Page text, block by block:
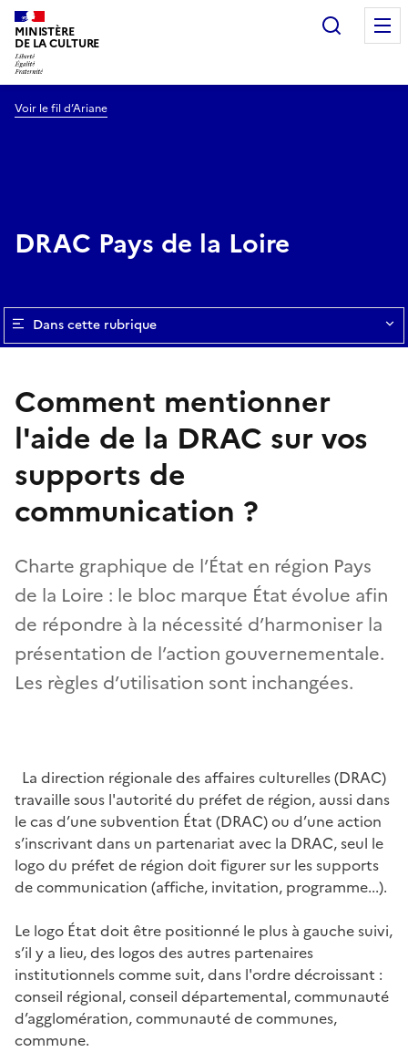
MINISTÈRE
DE LA CULTURE
Voir le fil d’Ariane
DRAC Pays de la Loire
Dans cette rubrique
Comment mentionner
l'aide de la DRAC sur vos
supports de
communication ?
Charte graphique de l’État en région Pays
de la Loire : le bloc marque État évolue afin
de répondre à la nécessité d’harmoniser la
présentation de l’action gouvernementale.
Les règles d’utilisation sont inchangées.
La direction régionale des affaires culturelles (DRAC)
travaille sous l'autorité du préfet de région, aussi dans
le cas d’une subvention État (DRAC) ou d’une action
s’inscrivant dans un partenariat avec la DRAC, seul le
logo du préfet de région doit figurer sur les supports
de communication (affiche, invitation, programme...).
Le logo État doit être positionné le plus à gauche suivi,
s’il y a lieu, des logos des autres partenaires
institutionnels comme suit, dans l'ordre décroissant :
conseil régional, conseil départemental, communauté
d’agglomération, communauté de communes,
commune.